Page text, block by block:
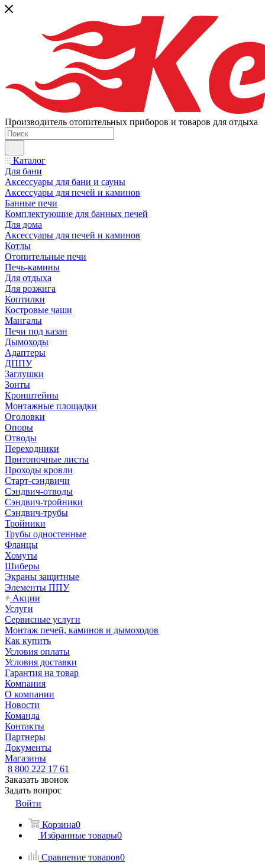
Производитель отопительных приборов и товаров для отдыха
Каталог
Для бани
Аксессуары для бани и сауны
Аксессуары для печей и каминов
Банные печи
Комплектующие для банных печей
Для дома
Аксессуары для печей и каминов
Котлы
Отопительные печи
Печь-камины
Для отдыха
Для розжига
Коптилки
Костровые чаши
Мангалы
Печи под казан
Дымоходы
Адаптеры
ДППУ
Заглушки
Зонты
Кронштейны
Монтажные площадки
Оголовки
Опоры
Отводы
Переходники
Притопочные листы
Проходы кровли
Старт-сэндвичи
Сэндвич-отводы
Сэндвич-тройники
Сэндвич-трубы
Тройники
Трубы одностенные
Фланцы
Хомуты
Шиберы
Экраны защитные
Элементы ППУ
Акции
Услуги
Сервисные услуги
Монтаж печей, каминов и дымоходов
Как купить
Условия оплаты
Условия доставки
Гарантия на товар
Компания
О компании
Новости
Команда
Контакты
Партнеры
Документы
Магазины
8 800 222 17 61
Заказать звонок
Задать вопрос
Войти
Корзина0
Избранные товары0
Сравнение товаров0